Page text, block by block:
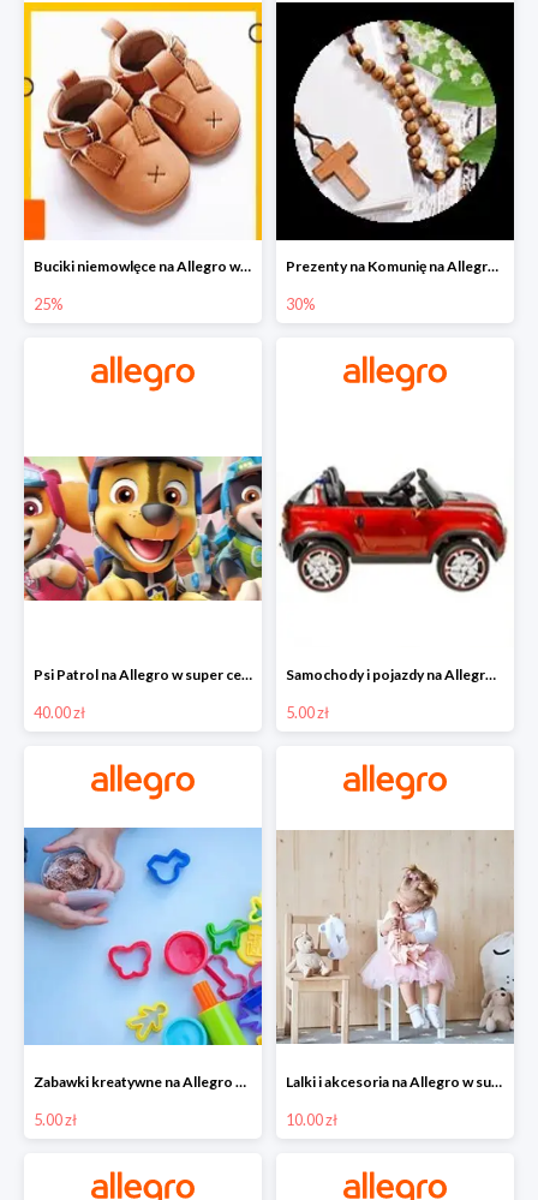
Buciki niemowlęce na Allegro w super cenach
25%
Prezenty na Komunię na Allegro do -30%
30%
Psi Patrol na Allegro w super cenach od 40 zł
40.00 zł
Samochody i pojazdy na Allegro w super cenach od 5 zł
5.00 zł
Zabawki kreatywne na Allegro w super cenach od 5 zł
5.00 zł
Lalki i akcesoria na Allegro w super cenach od 10 zł
10.00 zł